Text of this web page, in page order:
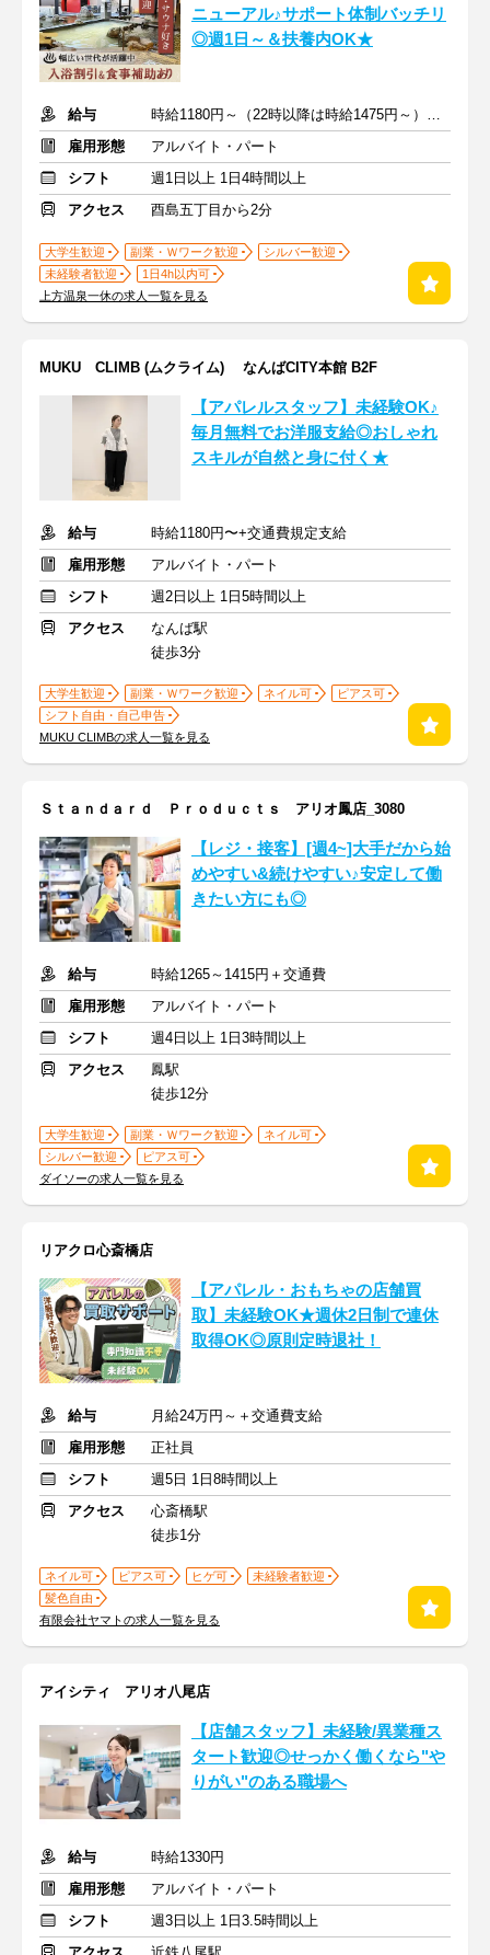
ニューアル♪サポート体制バッチリ
◎週1日～＆扶養内OK★
給与
時給1180円～（22時以降は時給1475円～）＋交通費
雇用形態
アルバイト・パート
シフト
週1日以上 1日4時間以上
アクセス
酉島五丁目から2分
大学生歓迎 副業・Ｗワーク歓迎
シルバー歓迎
未経験者歓迎
1日4h以内可
上方温泉一休の求人一覧を見る
MUKU CLIMB (ムクライム) なんばCITY本館 B2F
【アパレルスタッフ】未経験OK♪
毎月無料でお洋服支給◎おしゃれ
スキルが自然と身に付く★
給与
時給1180円〜+交通費規定支給
雇用形態
アルバイト・パート
シフト
週2日以上 1日5時間以上
アクセス
なんば駅
徒歩3分
大学生歓迎 副業・Ｗワーク歓迎 ネイル可
ピアス可
シフト自由・自己申告
MUKU CLIMBの求人一覧を見る
Ｓｔａｎｄａｒｄ Ｐｒｏｄｕｃｔｓ アリオ鳳店_3080
【レジ・接客】[週4~]大手だから始
めやすい&続けやすい♪安定して働
きたい方にも◎
給与
時給1265～1415円＋交通費
雇用形態
アルバイト・パート
シフト
週4日以上 1日3時間以上
アクセス
鳳駅
徒歩12分
大学生歓迎 副業・Ｗワーク歓迎
ネイル可
シルバー歓迎
ピアス可
ダイソーの求人一覧を見る
リアクロ心斎橋店
【アパレル・おもちゃの店舗買
取】未経験OK★週休2日制で連休
取得OK◎原則定時退社！
給与
月給24万円～＋交通費支給
雇用形態
正社員
シフト
週5日 1日8時間以上
アクセス
心斎橋駅
徒歩1分
ネイル可 ピアス可 ヒゲ可
未経験者歓迎
髪色自由
有限会社ヤマトの求人一覧を見る
アイシティ アリオ八尾店
【店舗スタッフ】未経験/異業種ス
タート歓迎◎せっかく働くなら"や
りがい"のある職場へ
給与
時給1330円
雇用形態
アルバイト・パート
シフト
週3日以上 1日3.5時間以上